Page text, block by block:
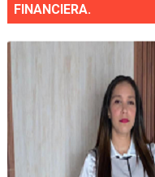
FINANCIERA.